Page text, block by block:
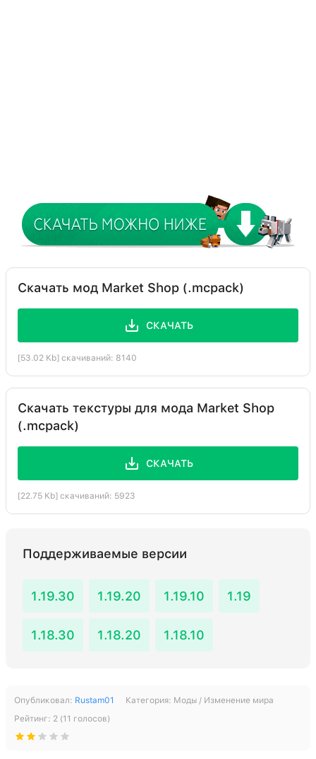
Скачать мод Market Shop (.mcpack)
СКАЧАТЬ
[53.02 Kb] скачиваний: 8140
Скачать текстуры для мода Market Shop
(.mcpack)
СКАЧАТЬ
[22.75 Kb] скачиваний: 5923
Поддерживаемые версии
1.19.30 1.19.20 1.19.10 1.19
1.18.30 1.18.20 1.18.10
Опубликовал: Rustam01 Категория: Моды / Изменение мира
Рейтинг: 2 (11 голосов)